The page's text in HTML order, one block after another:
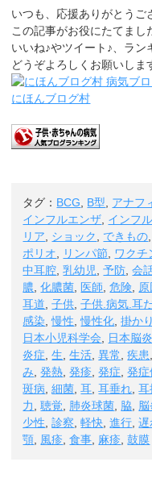
いつも、応援ありがとうご
この記事がお役にたてまし
いいね♪やツイート♪、ラン
どうぞよろしくお願いしま
にほんブログ村
タグ： BCG, B型, アナフ
インフルエンザ, インフ
リア, ショック, できもの,
ポリオ, リンパ節, ワクチ
中耳腔,乳幼児,予防,会
膿,化膿菌, 医師,危険, 原
耳道,子供,子供.病気.耳
感染,慢性,慢性化,掛か
日本小児科学会, 日本脳炎
炎症,生,生活,異常,疾患
み,発熱,発疹,発症,発症
斑病,細菌,耳,耳垂れ,耳
力,聴覚, 肺炎球菌, 脇, 脳
少性,診察,軽快,進行,遅
顎, 風疹,食事, 麻疹,鼓膜